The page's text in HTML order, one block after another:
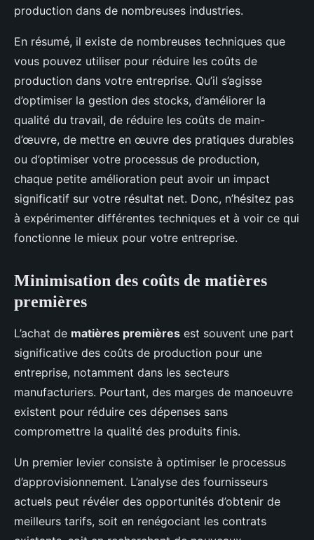
production dans de nombreuses industries.
En résumé, il existe de nombreuses techniques que
vous pouvez utiliser pour réduire les coûts de
production dans votre entreprise. Qu’il s’agisse
d’optimiser la gestion des stocks, d’améliorer la
qualité du travail, de réduire les coûts de main-
d’œuvre, de mettre en œuvre des pratiques durables
ou d’optimiser votre processus de production,
chaque petite amélioration peut avoir un impact
significatif sur votre résultat net. Donc, n’hésitez pas
à expérimenter différentes techniques et à voir ce qui
fonctionne le mieux pour votre entreprise.
Minimisation des coûts de matières
premières
L’achat de matières premières est souvent une part
significative des coûts de production pour une
entreprise, notamment dans les secteurs
manufacturiers. Pourtant, des marges de manoeuvre
existent pour réduire ces dépenses sans
compromettre la qualité des produits finis.
Un premier levier consiste à optimiser le processus
d’approvisionnement. L’analyse des fournisseurs
actuels peut révéler des opportunités d’obtenir de
meilleurs tarifs, soit en renégociant les contrats